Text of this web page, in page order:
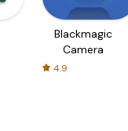
Blackmagic
Camera
4.9